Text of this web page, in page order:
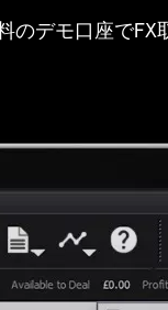
デモ口座でFX